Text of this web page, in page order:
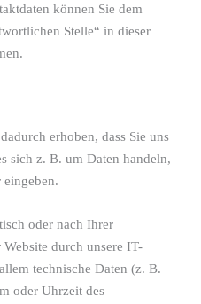
können Sie dem
Stelle“ in dieser
erhoben, dass Sie uns
sich z. B. um Daten handeln,
oder nach Ihrer
durch unsere IT-
technische Daten (z. B.
oder Uhrzeit des